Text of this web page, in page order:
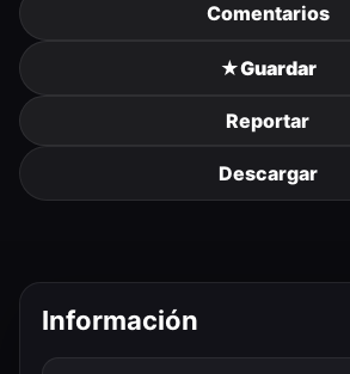
Comentarios
★Guardar
Reportar
Descargar
Información